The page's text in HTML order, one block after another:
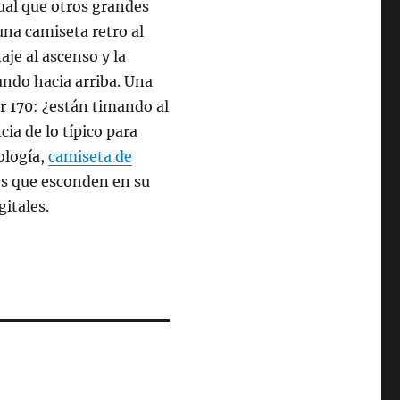
que otros grandes
camiseta retro al
al ascenso y la
hacia arriba. Una
170: ¿están timando al
de lo típico para
camiseta de
que esconden en su